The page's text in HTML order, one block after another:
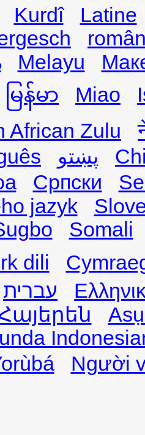
Kurdî
Latine
Melayu
မြန်မာ Miao
African Zulu
پښتو
Српски
jazyk
Somali
dili
עברית
Người